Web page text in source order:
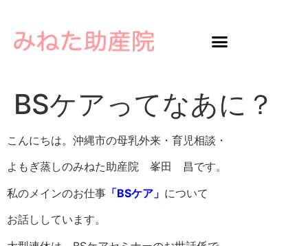
BSケアってなあに？
こんにちは。沖縄市の母乳外来・育児相談・
よもぎ蒸しのみねた助産院 峯田 昌です。
私のメインのお仕事 「BSケア」 について
お話ししています。